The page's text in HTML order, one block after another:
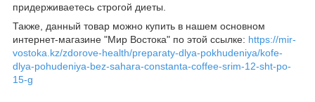
придерживаетесь строгой диеты.
Также, данный товар можно купить в нашем основном
интернет-магазине "Мир Востока" по этой ссылке: https://mir-
vostoka.kz/zdorove-health/preparaty-dlya-pokhudeniya/kofe-
dlya-pohudeniya-bez-sahara-constanta-coffee-srim-12-sht-po-
15-g